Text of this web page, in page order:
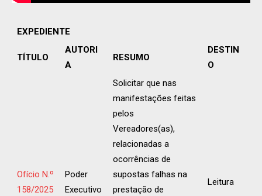
EXPEDIENTE
TÍTULO
AUTORI
A
RESUMO
DESTIN
O
Ofício N.º
158/2025
Poder
Executivo
Solicitar que nas
manifestações feitas
pelos
Vereadores(as),
relacionadas a
ocorrências de
supostas falhas na
prestação de
Leitura